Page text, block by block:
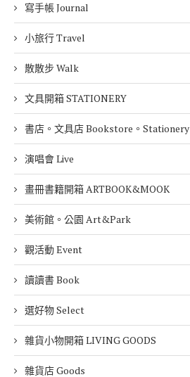
吃美食 Food
吃零食 Snack
咖啡店 Cafe
好文具 Stationery
好生活 Life
寫手帳 Journal
小旅行 Travel
散散步 Walk
文具開箱 STATIONERY
書店。文具店 Bookstore。Stationery
演唱會 Live
畫冊書籍開箱 ARTBOOK&MOOK